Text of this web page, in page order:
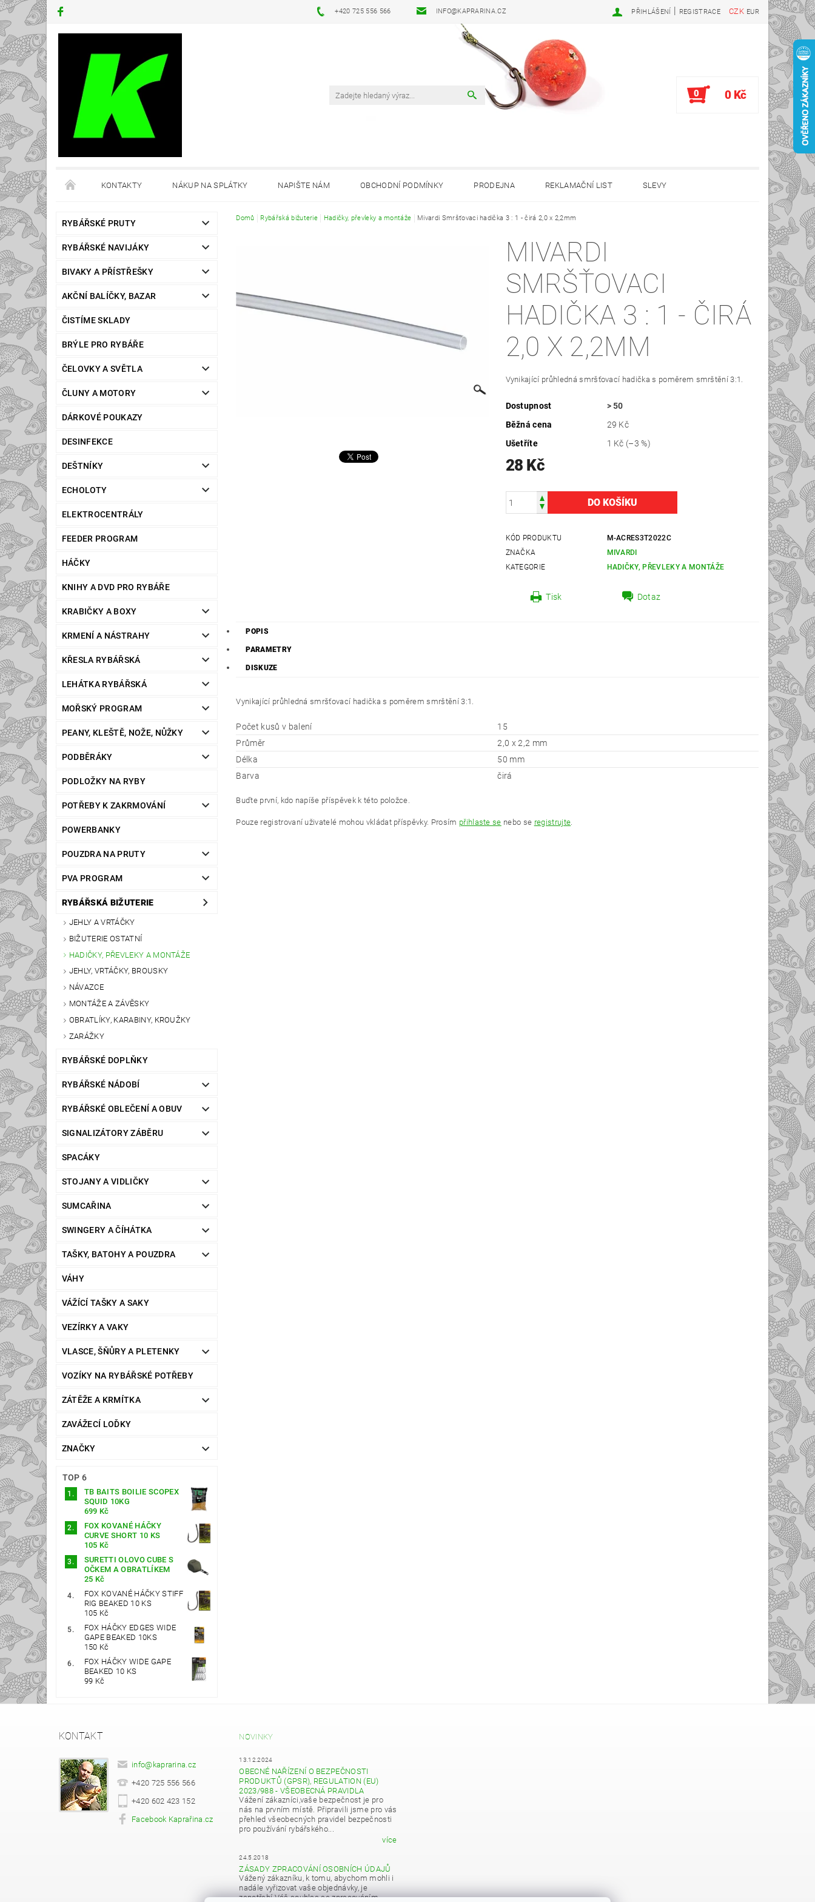
+420 725 556 566 INFO@KAPRARINA.CZ CZK EUR
PŘIHLÁŠENÍ | REGISTRACE
0 0 Kč
KONTAKTY NÁKUP NA SPLÁTKY NAPIŠTE NÁM OBCHODNÍ PODMÍNKY PRODEJNA REKLAMAČNÍ LIST SLEVY
RYBÁŘSKÉ PRUTY
RYBÁŘSKÉ NAVIJÁKY
BIVAKY A PŘÍSTŘEŠKY
AKČNÍ BALÍČKY, BAZAR
ČISTÍME SKLADY
BRÝLE PRO RYBÁŘE
ČELOVKY A SVĚTLA
ČLUNY A MOTORY
DÁRKOVÉ POUKAZY
DESINFEKCE
DEŠTNÍKY
ECHOLOTY
ELEKTROCENTRÁLY
FEEDER PROGRAM
HÁČKY
KNIHY A DVD PRO RYBÁŘE
KRABIČKY A BOXY
KRMENÍ A NÁSTRAHY
KŘESLA RYBÁŘSKÁ
LEHÁTKA RYBÁŘSKÁ
MOŘSKÝ PROGRAM
PEANY, KLEŠTĚ, NOŽE, NŮŽKY
PODBĚRÁKY
PODLOŽKY NA RYBY
POTŘEBY K ZAKRMOVÁNÍ
POWERBANKY
POUZDRA NA PRUTY
PVA PROGRAM
RYBÁŘSKÁ BIŽUTERIE
JEHLY A VRTÁČKY
BIŽUTERIE OSTATNÍ
HADIČKY, PŘEVLEKY A MONTÁŽE
JEHLY, VRTÁČKY, BROUSKY
NÁVAZCE
MONTÁŽE A ZÁVĚSKY
OBRATLÍKY, KARABINY, KROUŽKY
ZARÁŽKY
RYBÁŘSKÉ DOPLŇKY
RYBÁŘSKÉ NÁDOBÍ
RYBÁŘSKÉ OBLEČENÍ A OBUV
SIGNALIZÁTORY ZÁBĚRU
SPACÁKY
STOJANY A VIDLIČKY
SUMCAŘINA
SWINGERY A ČÍHÁTKA
TAŠKY, BATOHY A POUZDRA
VÁHY
VÁŽÍCÍ TAŠKY A SAKY
VEZÍRKY A VAKY
VLASCE, ŠŇŮRY A PLETENKY
VOZÍKY NA RYBÁŘSKÉ POTŘEBY
ZÁTĚŽE A KRMÍTKA
ZAVÁŽECÍ LOĎKY
ZNAČKY
TOP 6
TB BAITS BOILIE SCOPEX
SQUID 10KG
699 Kč
FOX KOVANÉ HÁČKY
CURVE SHORT 10 KS
105 Kč
SURETTI OLOVO CUBE S
OČKEM A OBRATLÍKEM
25 Kč
FOX KOVANÉ HÁČKY STIFF
RIG BEAKED 10 KS
105 Kč
FOX HÁČKY EDGES WIDE
GAPE BEAKED 10KS
150 Kč
FOX HÁČKY WIDE GAPE
BEAKED 10 KS
99 Kč
Domů Rybářská bižuterie Hadičky, převleky a montáže Mivardi Smršťovaci hadička 3 : 1 - čirá 2,0 x 2,2mm
MIVARDI
SMRŠŤOVACI
HADIČKA 3 : 1 - ČIRÁ
2,0 X 2,2MM
Vynikající průhledná smršťovací hadička s poměrem smrštění 3:1.
Dostupnost
> 50
Běžná cena
29 Kč
Ušetříte
1 Kč (–3 %)
28 Kč
KÓD PRODUKTU
M-ACRES3T2022C
ZNAČKA
MIVARDI
KATEGORIE
HADIČKY, PŘEVLEKY A MONTÁŽE
Tisk Dotaz
POPIS
PARAMETRY
DISKUZE
Vynikající průhledná smršťovací hadička s poměrem smrštění 3:1.
Počet kusů v balení
15
Průměr
2,0 x 2,2 mm
Délka
50 mm
Barva
čirá
Buďte první, kdo napíše příspěvek k této položce.
Pouze registrovaní uživatelé mohou vkládat příspěvky. Prosím přihlaste se nebo se registrujte.
KONTAKT
info@kaprarina.cz
+420 725 556 566
+420 602 423 152
Facebook Kaprařina.cz
NOVINKY
13.12.2024
OBECNÉ NAŘÍZENÍ O BEZPEČNOSTI
PRODUKTŮ (GPSR), REGULATION (EU)
2023/988 - VŠEOBECNÁ PRAVIDLA
Vážení zákazníci,vaše bezpečnost je pro
nás na prvním místě. Připravili jsme pro vás
přehled všeobecných pravidel bezpečnosti
pro používání rybářského...
více
24.5.2018
ZÁSADY ZPRACOVÁNÍ OSOBNÍCH ÚDAJŮ
Vážený zákazníku, k tomu, abychom mohli i
nadále vyřizovat vaše objednávky, je
zapotřebí Váš souhlas se zpracováním